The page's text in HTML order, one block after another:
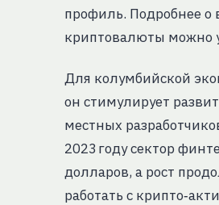
профиль. Подробнее
криптовалюты можно
Для колумбийской
он стимулирует
местных
2023 году сектор
долларов, а рост
работать с